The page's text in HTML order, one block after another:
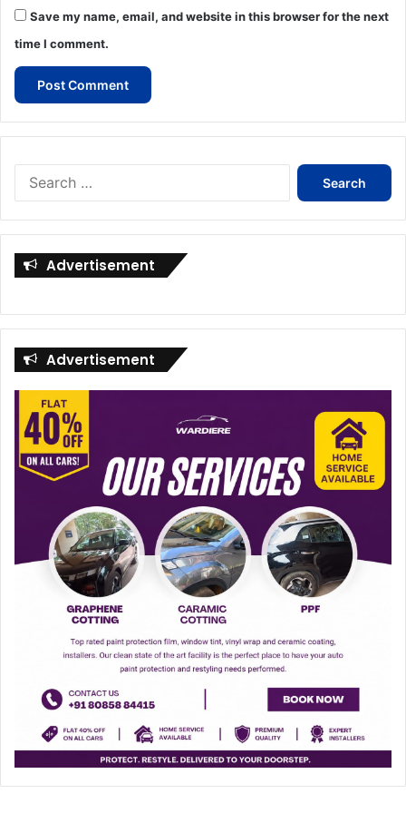
Save my name, email, and website in this browser for the next
time I comment.
Search
for:
Advertisement
Advertisement